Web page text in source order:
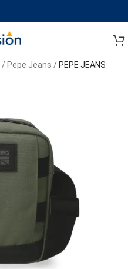
/ Pepe Jeans / PEPE JEANS